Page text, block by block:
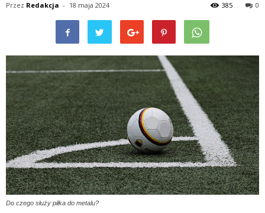
Przez Redakcja - 18 maja 2024 0
385
Do czego służy piłka do metalu?